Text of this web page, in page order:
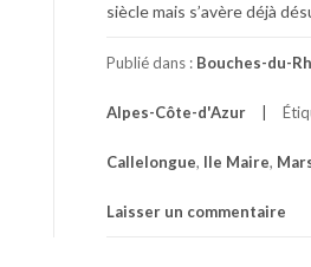
siècle mais s’avère déjà
Publié dans : Bouches-du-
Alpes-Côte-d'Azur
Callelongue, Ile Maire,
Laisser un commentaire